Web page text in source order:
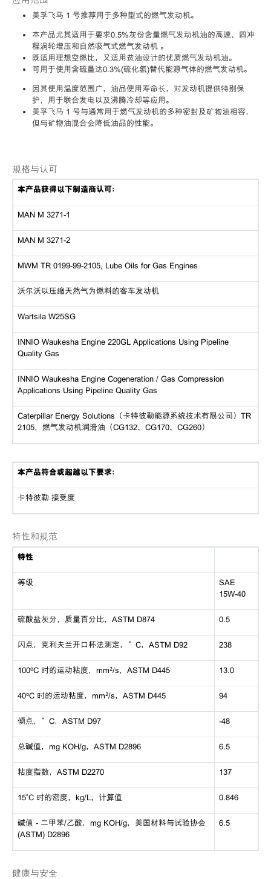
美孚飞马 1 号推荐用于多种型式的燃气发动机。
本产品尤其适用于要求0.5%灰份含量燃气发动机油的高速、四冲
程涡轮增压和自然吸气式燃气发动机 。
既适用理想空燃比，又适用贫油设计的优质燃气发动机油。
可用于使用含硫量达0.3%(硫化氢)替代能源气体的燃气发动机。
因其使用温度范围广，油品使用寿命长，对发动机提供特别保
护，用于联合发电以及沸腾冷却等应用。
美孚飞马 1 号与通常用于燃气发动机的多种密封及矿物油相容，
但与矿物油混合会降低油品的性能。
规格与认可
本产品获得以下制造商认可：
MAN M 3271-1
MAN M 3271-2
MWM TR 0199-99-2105, Lube Oils for Gas Engines
沃尔沃以压缩天然气为燃料的客车发动机
Wartsila W25SG
INNIO Waukesha Engine 220GL Applications Using Pipeline
Quality Gas
INNIO Waukesha Engine Cogeneration / Gas Compression
Applications Using Pipeline Quality Gas
Caterpillar Energy Solutions（卡特彼勒能源系统技术有限公司）TR
2105，燃气发动机润滑油（CG132、CG170、CG260）
本产品符合或超越以下要求：
卡特彼勒 接受度
特性和规范
特性
等级
SAE
15W-40
硫酸盐灰分，质量百分比， ASTM D874 0.5
闪点，克利夫兰开口杯法测定， °C，ASTM D92 238
100ºC 时的运动粘度，mm²/s，ASTM D445 13.0
40ºC 时的运动粘度，mm²/s，ASTM D445 94
倾点， °C，ASTM D97 -48
总碱值， mg KOH/g，ASTM D2896 6.5
粘度指数， ASTM D2270 137
15˚C 时的密度，kg/L，计算值 0.846
碱值 - 二甲苯/乙酸，mg KOH/g，美国材料与试验协会
(ASTM) D2896
6.5
健康与安全